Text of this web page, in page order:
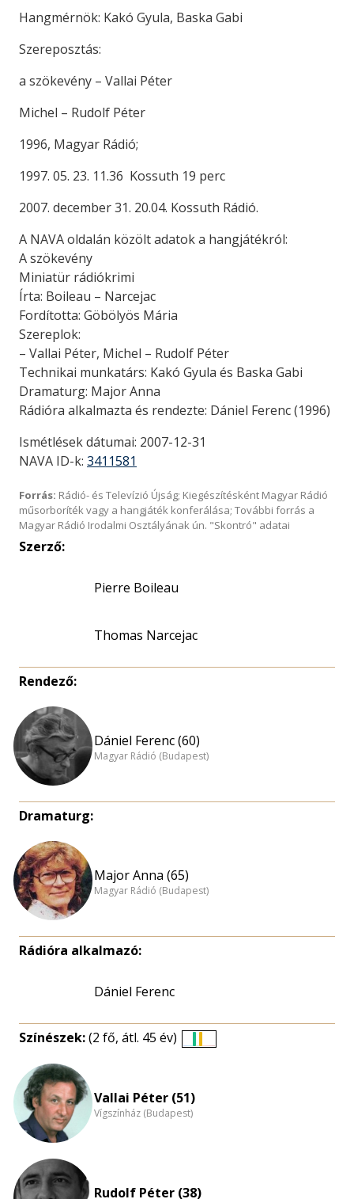
Hangmérnök: Kakó Gyula, Baska Gabi
Szereposztás:
a szökevény – Vallai Péter
Michel – Rudolf Péter
1996, Magyar Rádió;
1997. 05. 23. 11.36 Kossuth 19 perc
2007. december 31. 20.04. Kossuth Rádió.
A NAVA oldalán közölt adatok a hangjátékról:
A szökevény
Miniatür rádiókrimi
Írta: Boileau – Narcejac
Fordította: Göbölyös Mária
Szereplok:
– Vallai Péter, Michel – Rudolf Péter
Technikai munkatárs: Kakó Gyula és Baska Gabi
Dramaturg: Major Anna
Rádióra alkalmazta és rendezte: Dániel Ferenc (1996)
Ismétlések dátumai: 2007-12-31
NAVA ID-k: 3411581
Forrás: Rádió- és Televízió Újság; Kiegészítésként Magyar Rádió
műsorboríték vagy a hangjáték konferálása; További forrás a
Magyar Rádió Irodalmi Osztályának ún. "Skontró" adatai
Szerző:
Pierre Boileau
Thomas Narcejac
Rendező:
Dániel Ferenc (60)
Magyar Rádió (Budapest)
Dramaturg:
Major Anna (65)
Magyar Rádió (Budapest)
Rádióra alkalmazó:
Dániel Ferenc
Színészek:(2 fő, átl. 45 év)
Vallai Péter (51)
Vígszínház (Budapest)
Rudolf Péter (38)